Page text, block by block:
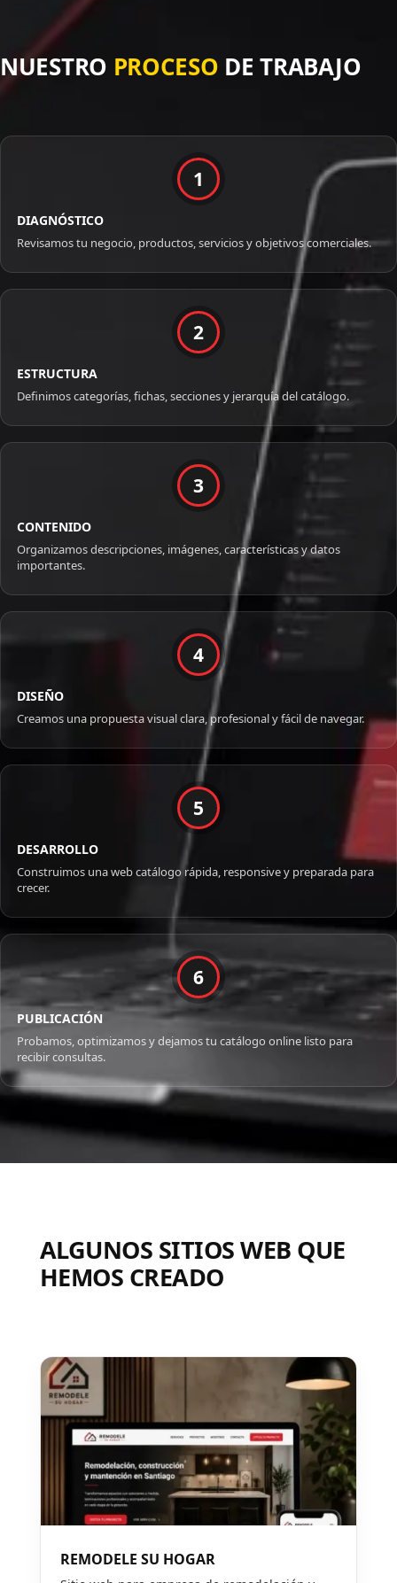
NUESTRO PROCESO DE TRABAJO
1
DIAGNÓSTICO
Revisamos tu negocio, productos, servicios y objetivos comerciales.
2
ESTRUCTURA
Definimos categorías, fichas, secciones y jerarquía del catálogo.
3
CONTENIDO
Organizamos descripciones, imágenes, características y datos
importantes.
4
DISEÑO
Creamos una propuesta visual clara, profesional y fácil de navegar.
5
DESARROLLO
Construimos una web catálogo rápida, responsive y preparada para
crecer.
6
PUBLICACIÓN
Probamos, optimizamos y dejamos tu catálogo online listo para
recibir consultas.
ALGUNOS SITIOS WEB QUE
HEMOS CREADO
REMODELE SU HOGAR